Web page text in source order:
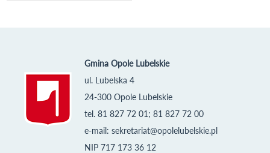
Gmina Opole Lubelskie
ul. Lubelska 4
24-300 Opole Lubelskie
tel. 81 827 72 01; 81 827 72 00
e-mail: sekretariat@opolelubelskie.pl
NIP 717 173 36 12